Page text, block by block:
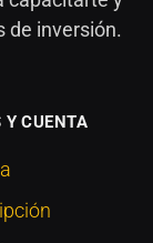
de inversión.
Y CUENTA